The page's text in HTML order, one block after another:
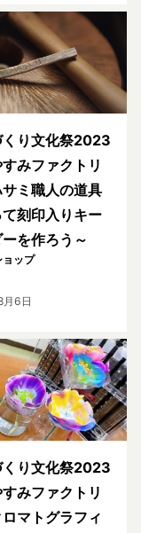
くり文化祭2023
みファクトリ
ミ職人の道具
刻印入りキー
を作ろう～
ョップ
6日
くり文化祭2023
みファクトリ
マトグラフィ